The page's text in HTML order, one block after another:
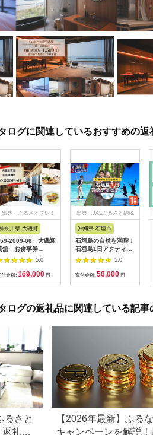
ログに関連しているおすすめの返
出典：ふるさとプレミ
奈川県 大磯町
2009-06 大磯迎
舘 お食事券
（50,000円分）【
神奈川県 大磯町 お惣
手作り 大磯名産品
歳暮 食品 敬老の日
おかず 有名地元店 こ
5.0
付金額: 169,000 円
出典：JALふるさと納税
沖縄県 石垣市
石垣島の自然を満喫！
石垣島1日アクティビ
ティ (利用券 1名様分)
5.0
寄付金額: 50,000 円
ログの返礼品に関連している記事
るさと
礼品
【2026年最新】ふる
キャンペーンを解説